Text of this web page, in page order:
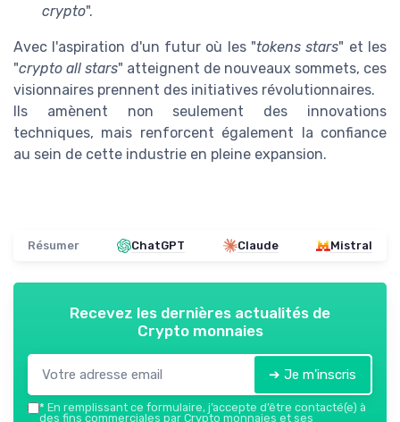
crypto".
Avec l'aspiration d'un futur où les "tokens stars" et les
"crypto all stars" atteignent de nouveaux sommets, ces
visionnaires prennent des initiatives révolutionnaires.
Ils amènent non seulement des innovations
techniques, mais renforcent également la confiance
au sein de cette industrie en pleine expansion.
Résumer ChatGPT Claude Mistral
Recevez les dernières actualités de
Crypto monnaies
➔ Je m'inscris
* En remplissant ce formulaire, j’accepte d’être contacté(e) à
des fins commerciales par Crypto monnaies et ses